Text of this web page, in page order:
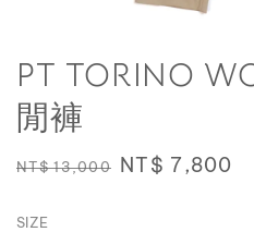
PT TORINO
閒褲
Regular
NT$ 13,000 Sale
NT$ 7,800
SIZE